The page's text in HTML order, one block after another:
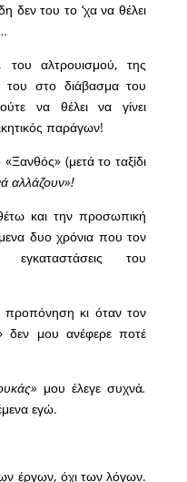
δεν του το ‘χα να θέλει
του αλτρουισμού, της
του στο διάβασμα του
να θέλει να γίνει
παράγων!
(μετά το ταξίδι
αλλάζουν»!
και την προσωπική
δυο χρόνια που τον
του
προπόνηση κι όταν τον
δεν μου ανέφερε ποτέ
μου έλεγε συχνά.
εγώ.
έργων, όχι των λόγων.